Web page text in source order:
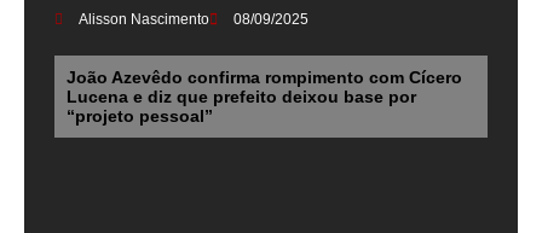
Alisson Nascimento 08/09/2025
João Azevêdo confirma rompimento com Cícero
Lucena e diz que prefeito deixou base por
“projeto pessoal”